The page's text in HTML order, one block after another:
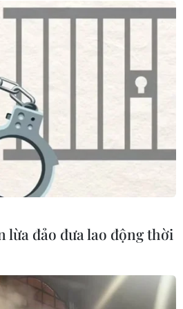
Xem thêm
XÃ VIỆT NAM
DUẨN
THỊ TÁM, KHÚC THANH
Hỗ trợ
Quảng cáo
lừa đảo đưa lao động thời